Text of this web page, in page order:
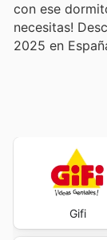
con ese
necesitas!
2025 en
Gifi